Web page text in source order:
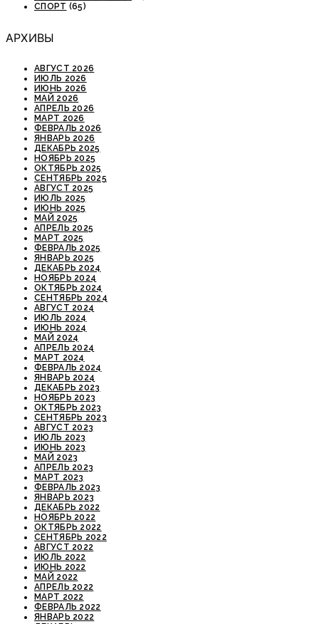
СПОРТ (65)
АРХИВЫ
АВГУСТ 2026
ИЮЛЬ 2026
ИЮНЬ 2026
МАЙ 2026
АПРЕЛЬ 2026
МАРТ 2026
ФЕВРАЛЬ 2026
ЯНВАРЬ 2026
ДЕКАБРЬ 2025
НОЯБРЬ 2025
ОКТЯБРЬ 2025
СЕНТЯБРЬ 2025
АВГУСТ 2025
ИЮЛЬ 2025
ИЮНЬ 2025
МАЙ 2025
АПРЕЛЬ 2025
МАРТ 2025
ФЕВРАЛЬ 2025
ЯНВАРЬ 2025
ДЕКАБРЬ 2024
НОЯБРЬ 2024
ОКТЯБРЬ 2024
СЕНТЯБРЬ 2024
АВГУСТ 2024
ИЮЛЬ 2024
ИЮНЬ 2024
МАЙ 2024
АПРЕЛЬ 2024
МАРТ 2024
ФЕВРАЛЬ 2024
ЯНВАРЬ 2024
ДЕКАБРЬ 2023
НОЯБРЬ 2023
ОКТЯБРЬ 2023
СЕНТЯБРЬ 2023
АВГУСТ 2023
ИЮЛЬ 2023
ИЮНЬ 2023
МАЙ 2023
АПРЕЛЬ 2023
МАРТ 2023
ФЕВРАЛЬ 2023
ЯНВАРЬ 2023
ДЕКАБРЬ 2022
НОЯБРЬ 2022
ОКТЯБРЬ 2022
СЕНТЯБРЬ 2022
АВГУСТ 2022
ИЮЛЬ 2022
ИЮНЬ 2022
МАЙ 2022
АПРЕЛЬ 2022
МАРТ 2022
ФЕВРАЛЬ 2022
ЯНВАРЬ 2022